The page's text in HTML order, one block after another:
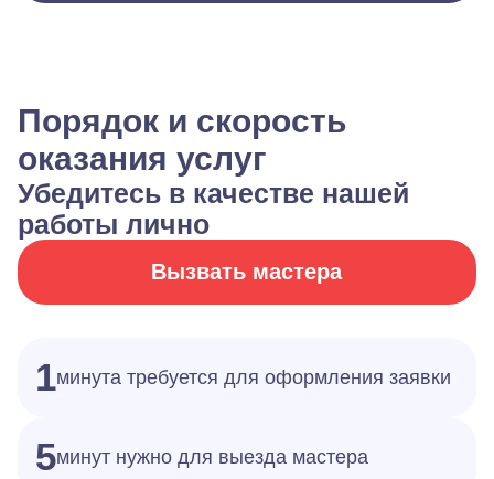
Порядок и скорость
оказания услуг
Убедитесь в качестве нашей
работы лично
Вызвать мастера
1минута требуется для оформления заявки
5минут нужно для выезда мастера